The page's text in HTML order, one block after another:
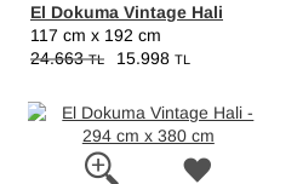
El Dokuma Vintage Hali
117 cm x 192 cm
24.663TL 15.998 TL